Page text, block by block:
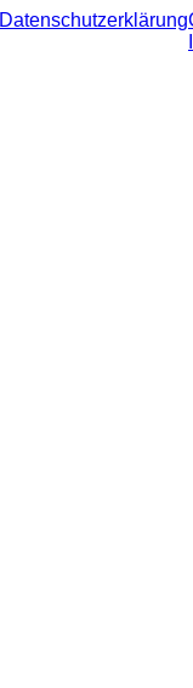
Datenschutzerklärung